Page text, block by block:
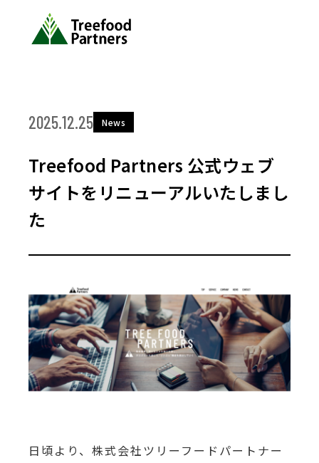
2025.12.25 News
Treefood Partners 公式ウェブ
サイトをリニューアルいたしまし
た
日頃より、株式会社ツリーフードパートナー